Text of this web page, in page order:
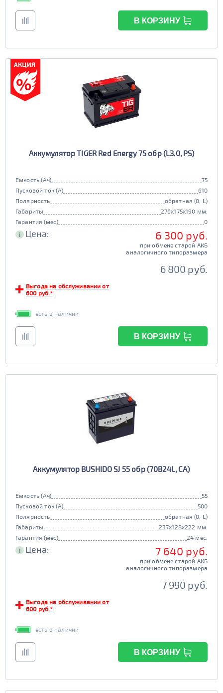
В КОРЗИНУ
Аккумулятор TIGER Red Energy 75 обр (L3.0, PS)
Емкость (Ач)
75
Пусковой ток (А)
610
Полярность
обратная (0, L)
Габариты
276x175x190 мм.
Гарантия (мес)
0
i Цена: 6 300 руб.
при обмене старой АКБ
аналогичного типоразмера
6 800 руб.
Выгода на обслуживании от
600 руб.*
есть в наличии
В КОРЗИНУ
Аккумулятор BUSHIDO SJ 55 обр (70B24L, CA)
Емкость (Ач)
55
Пусковой ток (А)
500
Полярность
обратная (0, L)
Габариты
237x128x222 мм.
Гарантия (мес)
24 мес.
i Цена: 7 640 руб.
при обмене старой АКБ
аналогичного типоразмера
7 990 руб.
Выгода на обслуживании от
600 руб.*
есть в наличии
В КОРЗИНУ